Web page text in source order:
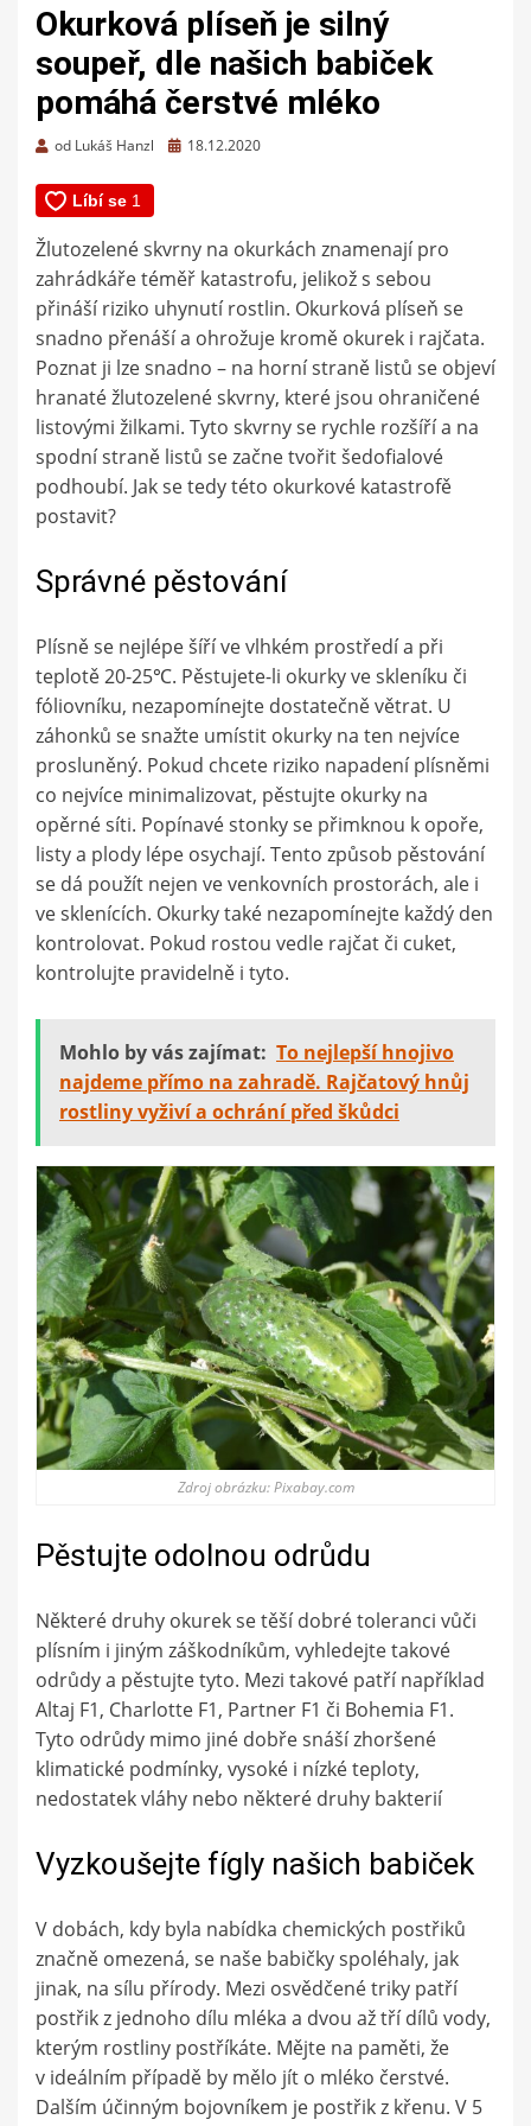
Okurková plíseň je silný
soupeř, dle našich babiček
pomáhá čerstvé mléko
od Lukáš Hanzl
Zveřejněno
18.12.2020
Žlutozelené skvrny na okurkách znamenají pro
zahrádkáře téměř katastrofu, jelikož s sebou
přináší riziko uhynutí rostlin. Okurková plíseň se
snadno přenáší a ohrožuje kromě okurek i rajčata.
Poznat ji lze snadno – na horní straně listů se objeví
hranaté žlutozelené skvrny, které jsou ohraničené
listovými žilkami. Tyto skvrny se rychle rozšíří a na
spodní straně listů se začne tvořit šedofialové
podhoubí. Jak se tedy této okurkové katastrofě
postavit?
Správné pěstování
Plísně se nejlépe šíří ve vlhkém prostředí a při
teplotě 20-25℃. Pěstujete-li okurky ve skleníku či
fóliovníku, nezapomínejte dostatečně větrat. U
záhonků se snažte umístit okurky na ten nejvíce
prosluněný. Pokud chcete riziko napadení plísněmi
co nejvíce minimalizovat, pěstujte okurky na
opěrné síti. Popínavé stonky se přimknou k opoře,
listy a plody lépe osychají. Tento způsob pěstování
se dá použít nejen ve venkovních prostorách, ale i
ve sklenících. Okurky také nezapomínejte každý den
kontrolovat. Pokud rostou vedle rajčat či cuket,
kontrolujte pravidelně i tyto.
Mohlo by vás zajímat: To nejlepší hnojivo
najdeme přímo na zahradě. Rajčatový hnůj
rostliny vyživí a ochrání před škůdci
Zdroj obrázku: Pixabay.com
Pěstujte odolnou odrůdu
Některé druhy okurek se těší dobré toleranci vůči
plísním i jiným záškodníkům, vyhledejte takové
odrůdy a pěstujte tyto. Mezi takové patří například
Altaj F1, Charlotte F1, Partner F1 či Bohemia F1.
Tyto odrůdy mimo jiné dobře snáší zhoršené
klimatické podmínky, vysoké i nízké teploty,
nedostatek vláhy nebo některé druhy bakterií
Vyzkoušejte fígly našich babiček
V dobách, kdy byla nabídka chemických postřiků
značně omezená, se naše babičky spoléhaly, jak
jinak, na sílu přírody. Mezi osvědčené triky patří
postřik z jednoho dílu mléka a dvou až tří dílů vody,
kterým rostliny postříkáte. Mějte na paměti, že
v ideálním případě by mělo jít o mléko čerstvé.
Dalším účinným bojovníkem je postřik z křenu. V 5